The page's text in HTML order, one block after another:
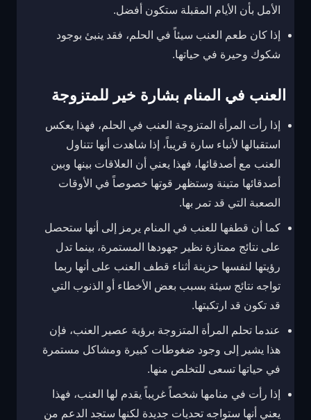
الأمل بأن الأيام المقبلة ستكون أفضل.
إذا كان طعم العنب سيئاً في الحلم، فقد ينبئ بوجود
شكوك وحيرة في حياتها.
العنب في المنام بشارة خير للمتزوجة
إذا رأت المرأة المتزوجة العنب في الحلم، فهذا يعكس
استقبالها لأنباء سارة قريباً، إذا شاهدت أنها تتناول
العنب مع أصدقائها، فهذا يعني أن العلاقات بينها وبين
أصدقائها متينة وستظهر قوتها خصوصاً في الأوقات
الصعبة التي قد تمر بها.
كما أن قطفها للعنب في المنام يرمز إلى أنها ستحصل
على نتائج ممتازة نظير جهودها المستمرة، بينما تدل
رؤيتها لنفسها حزينة أثناء قطف العنب على أنها ربما
تواجه نتائج سيئة بسبب بعض الأخطاء أو الذنوب التي
قد تكون قد ارتكبتها.
عندما تحلم المرأة المتزوجة برؤية عصير العنب، فإن
هذا يشير إلى وجود ضغوطات كبيرة ومشاكل مستمرة
في حياتها تسعى للتخلص منها.
إذا رأت في منامها شخصاً غريباً يقدم لها العنب، فهذا
يعني أنها ستواجه تحديات جديدة لكنها ستجد الدعم من